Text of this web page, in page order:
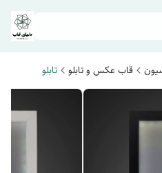
قاب عکس و تابلو تابلو